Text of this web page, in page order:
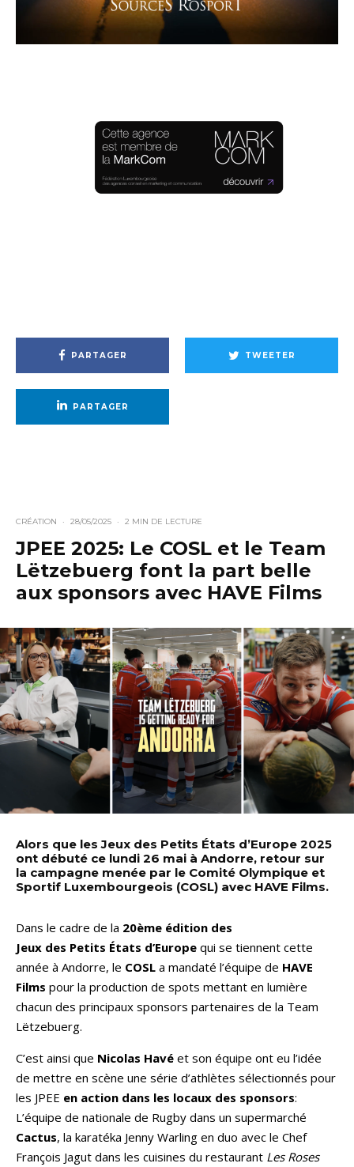
PARTAGER TWEETER
PARTAGER
CRÉATION · 28/05/2025 · 2 MIN DE LECTURE
JPEE 2025: Le COSL et le Team
Lëtzebuerg font la part belle
aux sponsors avec HAVE Films
Alors que les Jeux des Petits États d’Europe 2025
ont débuté ce lundi 26 mai à Andorre, retour sur
la campagne menée par le Comité Olympique et
Sportif Luxembourgeois (COSL) avec HAVE Films.
Dans le cadre de la 20ème édition des
Jeux des Petits États d’Europe qui se tiennent cette
année à Andorre, le COSL a mandaté l’équipe de HAVE
Films pour la production de spots mettant en lumière
chacun des principaux sponsors partenaires de la Team
Lëtzebuerg.
C’est ainsi que Nicolas Havé et son équipe ont eu l’idée
de mettre en scène une série d’athlètes sélectionnés pour
les JPEE en action dans les locaux des sponsors:
L’équipe de nationale de Rugby dans un supermarché
Cactus, la karatéka Jenny Warling en duo avec le Chef
François Jagut dans les cuisines du restaurant Les Roses